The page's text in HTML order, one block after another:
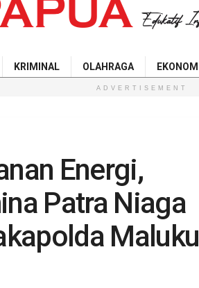
KRIMINAL OLAHRAGA EKONOMI
ADVERTISEMENT
Energi,
Patra Niaga
Maluku